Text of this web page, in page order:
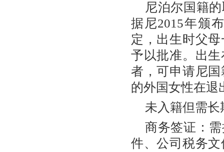
尼泊尔国籍
据尼2015年颁
定，出生时父
予以批准。出
者，可申请尼
的外国女性在退
未入籍但需
商务签证：
件、公司税务